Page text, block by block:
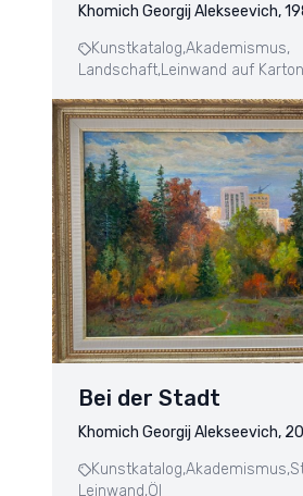
Khomich Georgij Alekseevich,
Kunstkatalog,Akademismus,
Landschaft,Leinwand auf
Bei der Stadt
Khomich Georgij Alekseevich,
Kunstkatalog,Akademismus,
Leinwand,Öl